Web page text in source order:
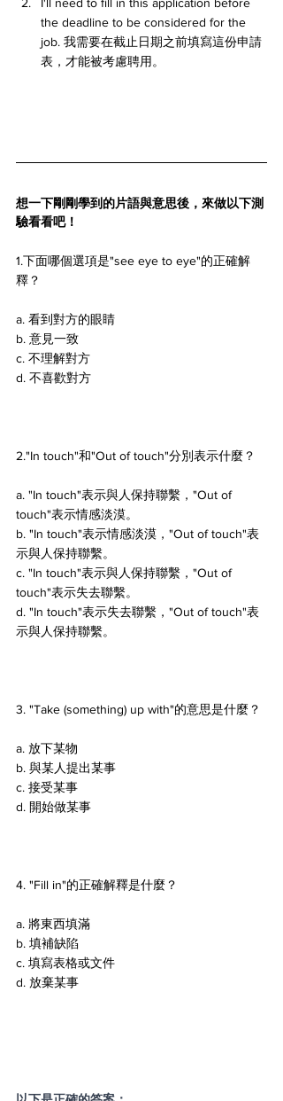
the deadline to be considered for the
job. 我需要在截止日期之前填寫這份申請
表，才能被考慮聘用。
想一下剛剛學到的片語與意思後，來做以下測
驗看看吧！
1.下面哪個選項是"see eye to eye"的正確解
釋？
a. 看到對方的眼睛
b. 意見一致
c. 不理解對方
d. 不喜歡對方
2."In touch"和"Out of touch"分別表示什麼？
a. "In touch"表示與人保持聯繫，"Out of
touch"表示情感淡漠。
b. "In touch"表示情感淡漠，"Out of touch"表
示與人保持聯繫。
c. "In touch"表示與人保持聯繫，"Out of
touch"表示失去聯繫。
d. "In touch"表示失去聯繫，"Out of touch"表
示與人保持聯繫。
3. "Take (something) up with"的意思是什麼？
a. 放下某物
b. 與某人提出某事
c. 接受某事
d. 開始做某事
4. "Fill in"的正確解釋是什麼？
a. 將東西填滿
b. 填補缺陷
c. 填寫表格或文件
d. 放棄某事